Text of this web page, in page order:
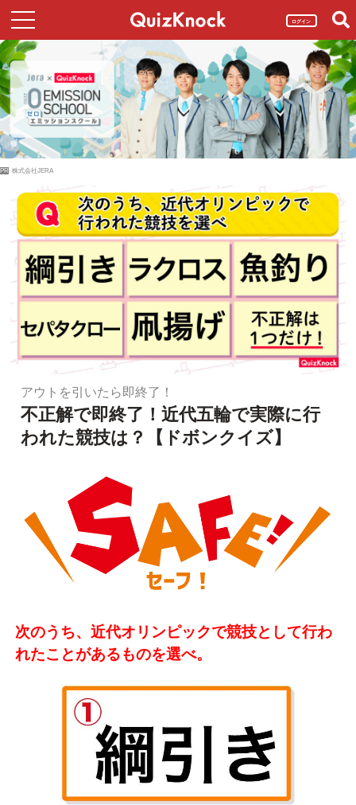
ログイン
PR 株式会社JERA
アウトを引いたら即終了！
不正解で即終了！近代五輪で実際に行
われた競技は？【ドボンクイズ】
次のうち、近代オリンピックで競技として行わ
れたことがあるものを選べ。